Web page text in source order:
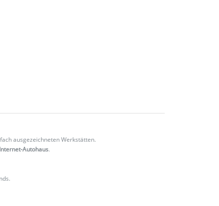
ausgezeichneten Werkstätten.
Internet-Autohaus.